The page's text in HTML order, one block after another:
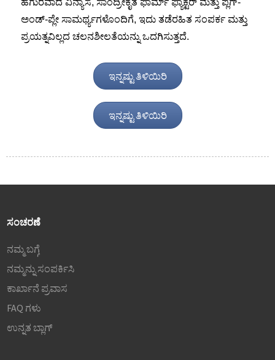
ಹಗುರವಾದ ವಿನ್ಯಾಸ, ಸಾಂದ್ರೀಕೃತ ಫಾರ್ಮ್ ಫ್ಯಾಕ್ಟರ್ ಮತ್ತು ಪ್ಲಗ್-
ಅಂಡ್-ಪ್ಲೇ ಸಾಮರ್ಥ್ಯಗಳೊಂದಿಗೆ, ಇದು ತಡೆರಹಿತ ಸಂಪರ್ಕ ಮತ್ತು
ಪ್ರಯತ್ನವಿಲ್ಲದ ಚಲನಶೀಲತೆಯನ್ನು ಒದಗಿಸುತ್ತದೆ.
ಇನ್ನಷ್ಟು ತಿಳಿಯಿರಿ
ಇನ್ನಷ್ಟು ತಿಳಿಯಿರಿ
ಸಂಚರಣೆ
ನಮ್ಮ ಬಗ್ಗೆ
ನಮ್ಮನ್ನು ಸಂಪರ್ಕಿಸಿ
ಕಾರ್ಖಾನೆ ಪ್ರವಾಸ
FAQ ಗಳು
ಉನ್ನತ ಬ್ಲಾಗ್